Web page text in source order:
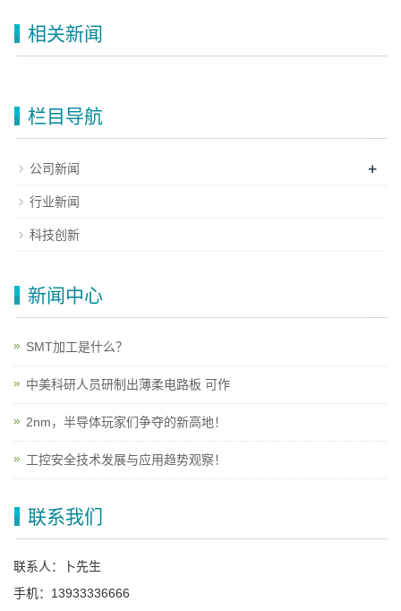
相关新闻
栏目导航
公司新闻 +
行业新闻
科技创新
新闻中心
SMT加工是什么？
中美科研人员研制出薄柔电路板 可作
2nm，半导体玩家们争夺的新高地！
工控安全技术发展与应用趋势观察！
联系我们
联系人：卜先生
手机：13933336666